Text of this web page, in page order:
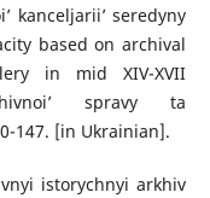
kanceljarii’ seredyny
based on archival
in mid XIV-XVII
spravy ta
147. [in Ukrainian].
istorychnyi arkhiv